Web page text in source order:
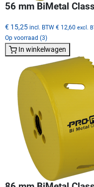
56 mm BiMetal
€ 15,25 incl. BTW € 12,60 excl.
Op voorraad (3)
In winkelwagen